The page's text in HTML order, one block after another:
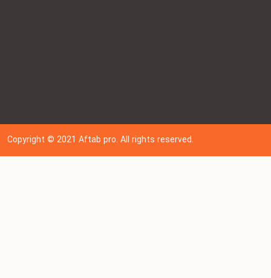
Copyright © 202 1Aftab pro. All rights reserved.